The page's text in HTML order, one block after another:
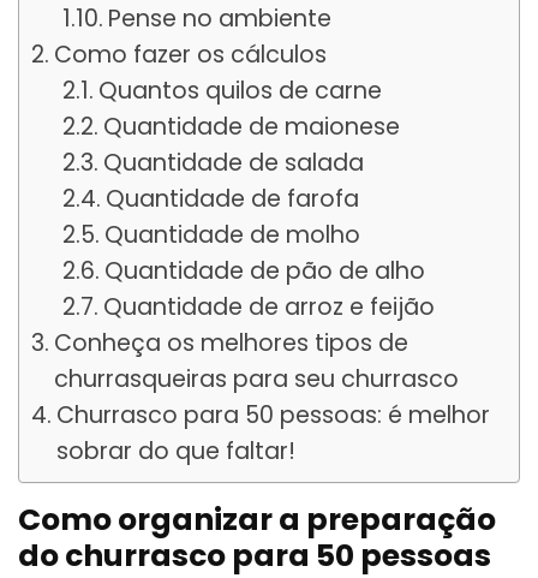
Pense no ambiente
Como fazer os cálculos
Quantos quilos de carne
Quantidade de maionese
Quantidade de salada
Quantidade de farofa
Quantidade de molho
Quantidade de pão de alho
Quantidade de arroz e feijão
Conheça os melhores tipos de
churrasqueiras para seu churrasco
Churrasco para 50 pessoas: é melhor
sobrar do que faltar!
Como organizar a preparação
do churrasco para 50 pessoas